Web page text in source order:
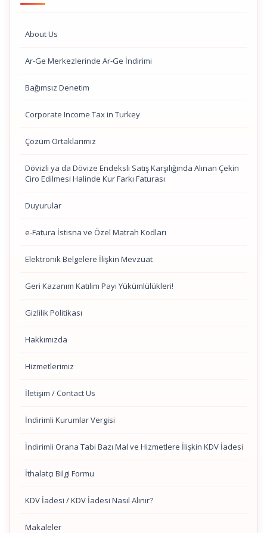
About Us
Ar-Ge Merkezlerinde Ar-Ge İndirimi
Bağımsız Denetim
Corporate Income Tax in Turkey
Çözüm Ortaklarımız
Dövizli ya da Dövize Endeksli Satış Karşılığında Alınan Çekin
Ciro Edilmesi Halinde Kur Farkı Faturası
Duyurular
e-Fatura İstisna ve Özel Matrah Kodları
Elektronik Belgelere İlişkin Mevzuat
Geri Kazanım Katılım Payı Yükümlülükleri!
Gizlilik Politikası
Hakkımızda
Hizmetlerimiz
İletişim / Contact Us
İndirimli Kurumlar Vergisi
İndirimli Orana Tabi Bazı Mal ve Hizmetlere İlişkin KDV İadesi
İthalatçı Bilgi Formu
KDV İadesi / KDV İadesi Nasıl Alınır?
Makaleler